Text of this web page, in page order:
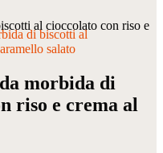
al cioccolato con riso e
morbida di
riso e crema al